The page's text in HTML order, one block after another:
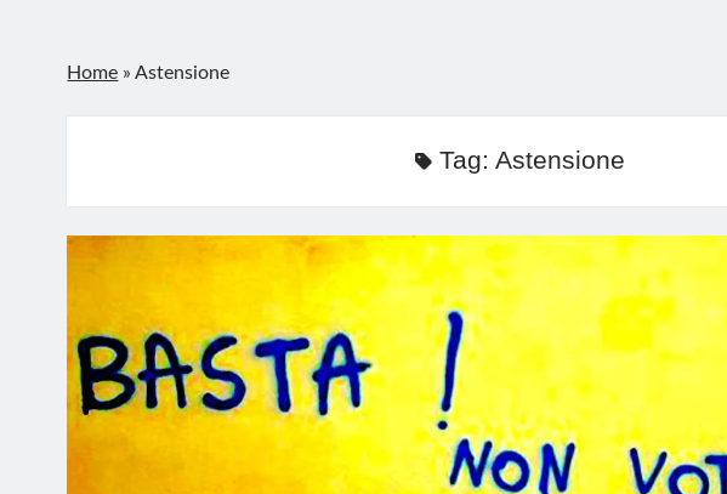
Home »Astensione
Tag:Astensione